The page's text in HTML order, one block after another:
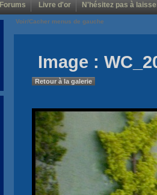
Forums Livre d'or N'hésitez pas à
Voir/Cacher menus de gauche
Image :
Retour à la galerie